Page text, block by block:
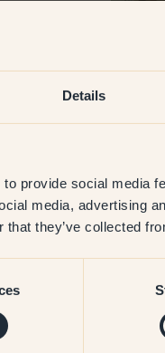
Details
provide social media
media, advertising
they’ve collected
als ein
wird.
Mal